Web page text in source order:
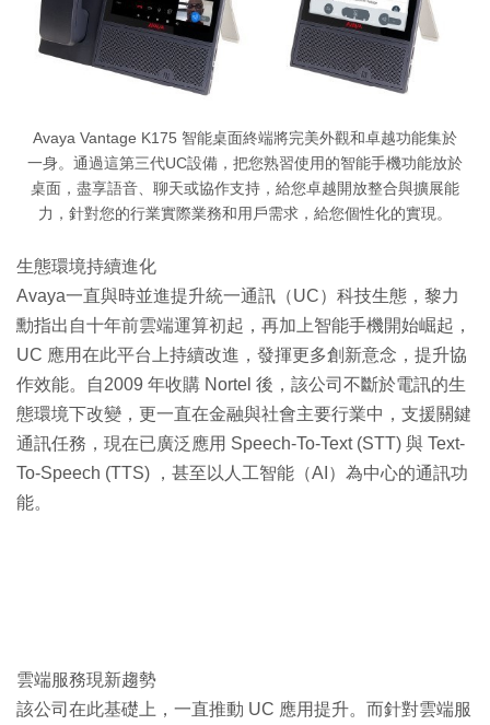
Avaya Vantage K175 智能桌面終端將完美外觀和卓越功能集於
一身。通過這第三代UC設備，把您熟習使用的智能手機功能放於
桌面，盡享語音、聊天或協作支持，給您卓越開放整合與擴展能
力，針對您的行業實際業務和用戶需求，給您個性化的實現。
生態環境持續進化
Avaya一直與時並進提升統一通訊（UC）科技生態，黎力
勳指出自十年前雲端運算初起，再加上智能手機開始崛起，
UC 應用在此平台上持續改進，發揮更多創新意念，提升協
作效能。自2009 年收購 Nortel 後，該公司不斷於電訊的生
態環境下改變，更一直在金融與社會主要行業中，支援關鍵
通訊任務，現在已廣泛應用 Speech-To-Text (STT) 與 Text-
To-Speech (TTS) ，甚至以人工智能（AI）為中心的通訊功
能。
雲端服務現新趨勢
該公司在此基礎上，一直推動 UC 應用提升。而針對雲端服